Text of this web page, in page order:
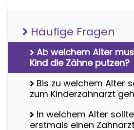
Häufige Fragen
Ab welchem Alter
Kind die Zähne putzen?
Bis zu welchem Alter
zum Kinderzahnarzt
In welchem Alter
erstmals einen